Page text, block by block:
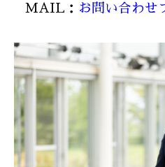
MAIL： お問い合わせ